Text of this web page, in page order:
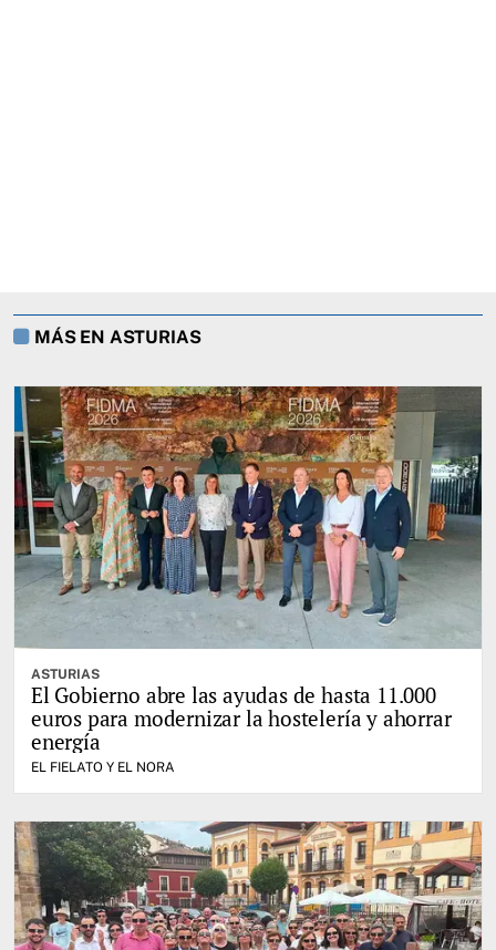
MÁS EN ASTURIAS
ASTURIAS
El Gobierno abre las ayudas de hasta 11.000
euros para modernizar la hostelería y ahorrar
energía
EL FIELATO Y EL NORA